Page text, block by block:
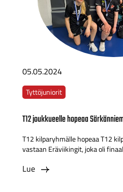
05.05.2024
Tyttöjuniorit
T12 joukkueelle hopeaa
T12 kilparyhmälle hopeaa T12
vastaan Eräviikingit, joka oli
Lue